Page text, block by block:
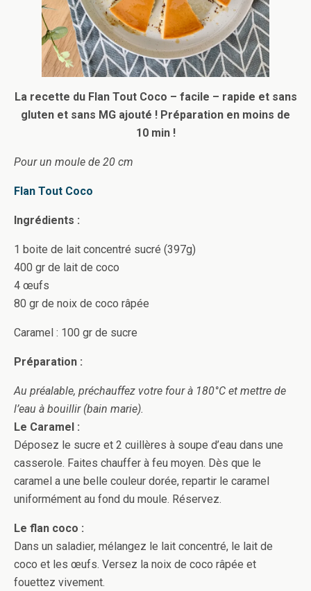
La recette du Flan Tout Coco – facile – rapide et sans
gluten et sans MG ajouté ! Préparation en moins de
10 min !
Pour un moule de 20 cm
Flan Tout Coco
Ingrédients :
1 boite de lait concentré sucré (397g)
400 gr de lait de coco
4 œufs
80 gr de noix de coco râpée
Caramel : 100 gr de sucre
Préparation :
Au préalable, préchauffez votre four à 180°C et mettre de
l’eau à bouillir (bain marie).
Le Caramel :
Déposez le sucre et 2 cuillères à soupe d’eau dans une
casserole. Faites chauffer à feu moyen. Dès que le
caramel a une belle couleur dorée, repartir le caramel
uniformément au fond du moule. Réservez.
Le flan coco :
Dans un saladier, mélangez le lait concentré, le lait de
coco et les œufs. Versez la noix de coco râpée et
fouettez vivement.